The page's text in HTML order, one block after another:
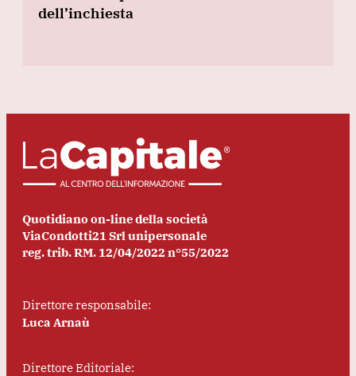
dell’inchiesta
Quotidiano on-line della società
ViaCondotti21 Srl unipersonale
reg. trib. RM. 12/04/2022 n°55/2022
Direttore responsabile:
Luca Arnaù
Direttore Editoriale: